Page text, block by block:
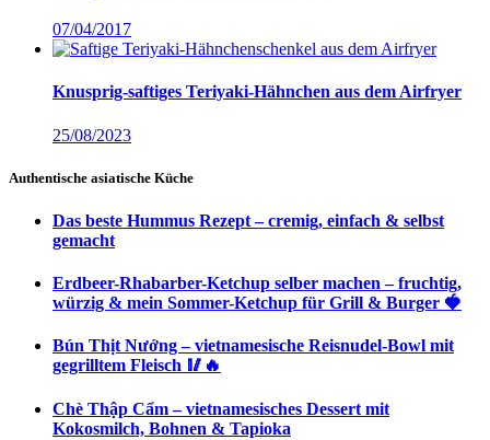
07/04/2017
Knusprig-saftiges Teriyaki-Hähnchen aus dem Airfryer
25/08/2023
Authentische asiatische Küche
Das beste Hummus Rezept – cremig, einfach & selbst
gemacht
Erdbeer-Rhabarber-Ketchup selber machen – fruchtig,
würzig & mein Sommer-Ketchup für Grill & Burger 🍓
Bún Thịt Nướng – vietnamesische Reisnudel-Bowl mit
gegrilltem Fleisch 🥢🔥
Chè Thập Cẩm – vietnamesisches Dessert mit
Kokosmilch, Bohnen & Tapioka